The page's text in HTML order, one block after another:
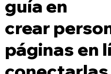
guía en
crear
páginas en